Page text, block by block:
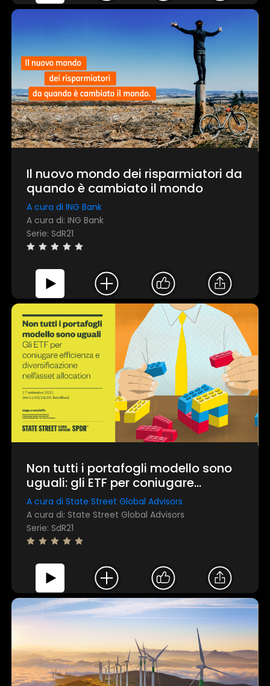
Il nuovo mondo dei risparmiatori da
quando è cambiato il mondo
A cura di ING Bank
A cura di: ING Bank
Serie: SdR21
Non tutti i portafogli modello sono
uguali: gli ETF per coniugare
efficienza e diversificazione
nell'asset allocation
A cura di State Street Global Advisors
A cura di: State Street Global Advisors
Serie: SdR21